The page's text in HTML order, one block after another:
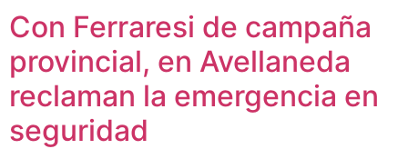
Con Ferraresi de campaña
provincial, en Avellaneda
reclaman la emergencia en
seguridad